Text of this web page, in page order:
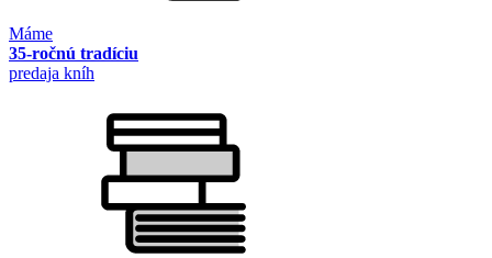
Máme
35-ročnú tradíciu
predaja kníh